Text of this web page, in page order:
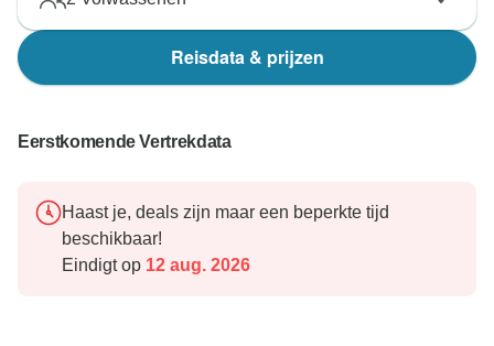
Reisdata & prijzen
Eerstkomende Vertrekdata
Haast je, deals zijn maar een beperkte tijd
beschikbaar!
Eindigt op 12 aug. 2026